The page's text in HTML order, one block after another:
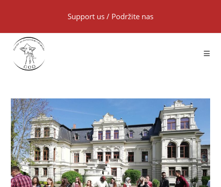
Support us / Podržite nas